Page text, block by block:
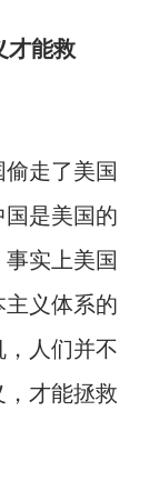
走了美国
是美国的
实上美国
义体系的
人们并不
才能拯救